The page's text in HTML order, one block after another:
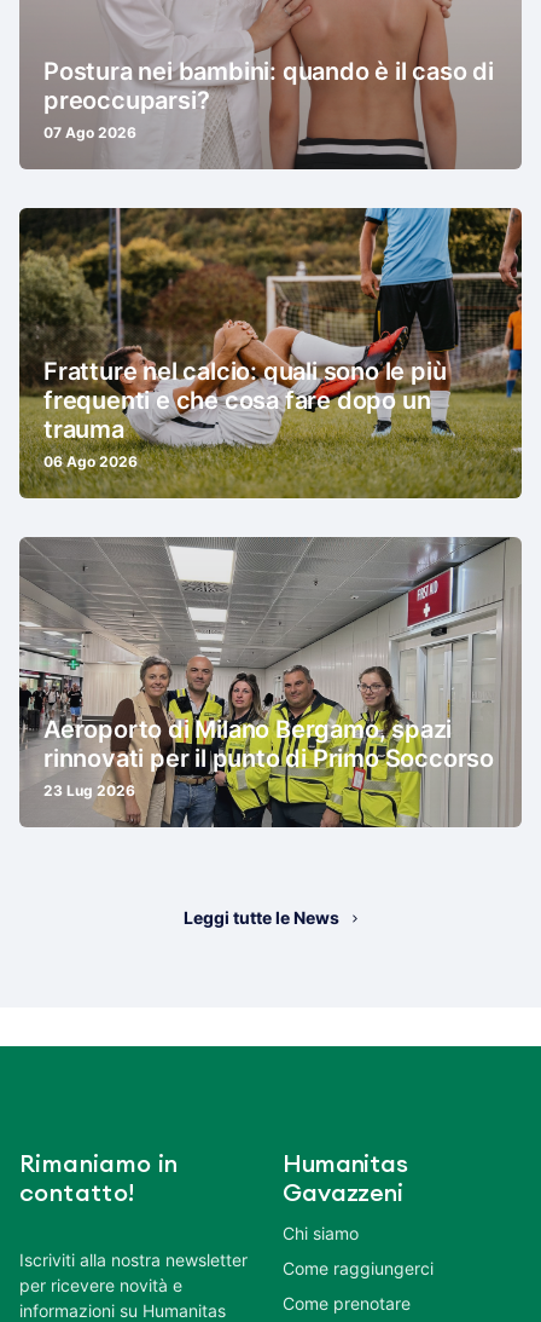
Postura nei bambini: quando è il caso di
preoccuparsi?
07 Ago 2026
Fratture nel calcio: quali sono le più
frequenti e che cosa fare dopo un
trauma
06 Ago 2026
Aeroporto di Milano Bergamo, spazi
rinnovati per il punto di Primo Soccorso
23 Lug 2026
Leggi tutte le News
Rimaniamo in
contatto!
Iscriviti alla nostra newsletter
per ricevere novità e
informazioni su Humanitas
Humanitas
Gavazzeni
Chi siamo
Come raggiungerci
Come prenotare